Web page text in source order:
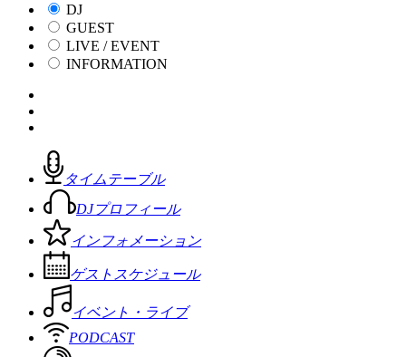
DJ
GUEST
LIVE / EVENT
INFORMATION
タイムテーブル
DJプロフィール
インフォメーション
ゲストスケジュール
イベント・ライブ
PODCAST